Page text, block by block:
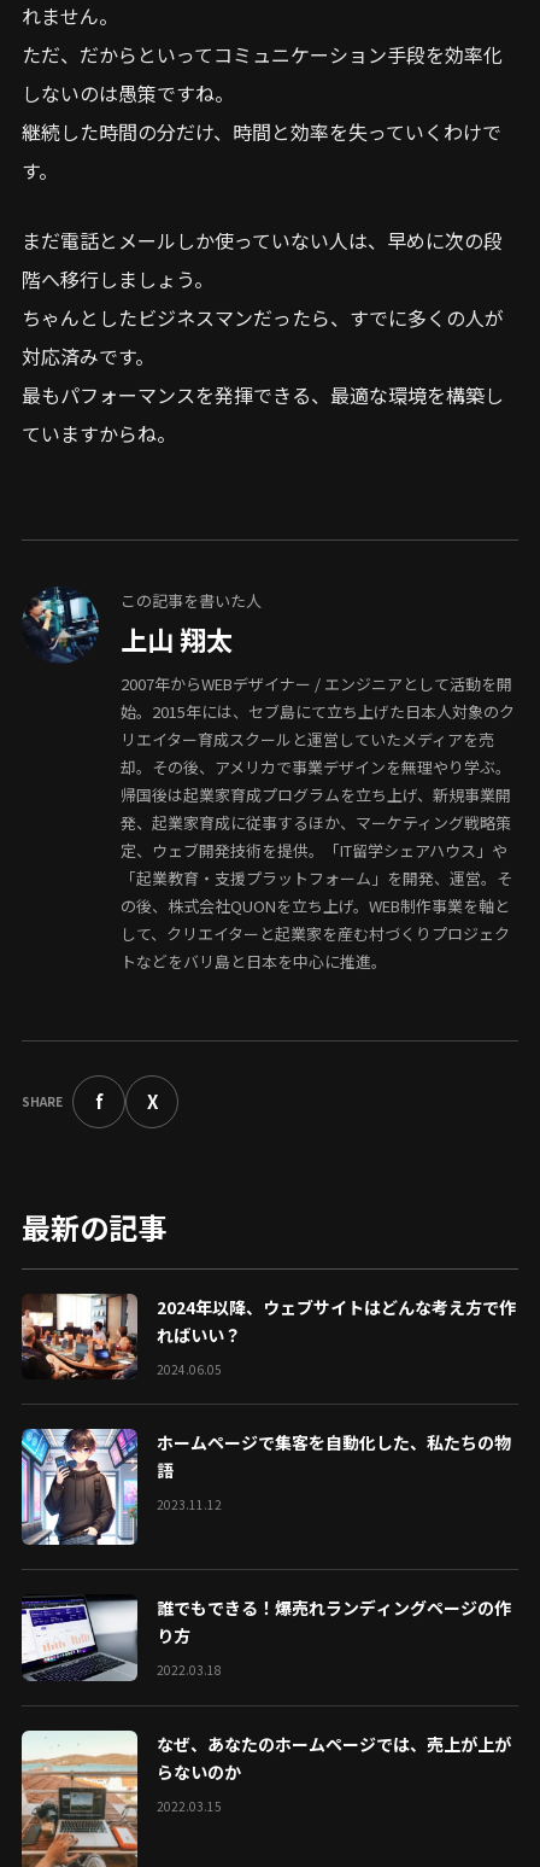
SHARE f X
れません。
ただ、だからといってコミュニケーション手段を効率化
しないのは愚策ですね。
継続した時間の分だけ、時間と効率を失っていくわけで
す。
まだ電話とメールしか使っていない人は、早めに次の段
階へ移行しましょう。
ちゃんとしたビジネスマンだったら、すでに多くの人が
対応済みです。
最もパフォーマンスを発揮できる、最適な環境を構築し
ていますからね。
この記事を書いた人
上山 翔太
2007年からWEBデザイナー / エンジニアとして活動を開
始。2015年には、セブ島にて立ち上げた日本人対象のク
リエイター育成スクールと運営していたメディアを売
却。その後、アメリカで事業デザインを無理やり学ぶ。
帰国後は起業家育成プログラムを立ち上げ、新規事業開
発、起業家育成に従事するほか、マーケティング戦略策
定、ウェブ開発技術を提供。「IT留学シェアハウス」や
「起業教育・支援プラットフォーム」を開発、運営。そ
の後、株式会社QUONを立ち上げ。WEB制作事業を軸と
して、クリエイターと起業家を産む村づくりプロジェク
トなどをバリ島と日本を中心に推進。
最新の記事
2024年以降、ウェブサイトはどんな考え方で作
ればいい？
2024.06.05
ホームページで集客を自動化した、私たちの物
語
2023.11.12
誰でもできる！爆売れランディングページの作
り方
2022.03.18
なぜ、あなたのホームページでは、売上が上が
らないのか
2022.03.15